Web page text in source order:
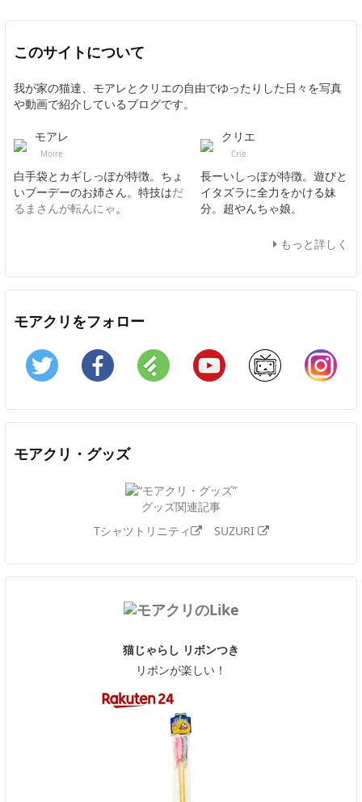
このサイトについて
我が家の猫達、モアレとクリエの自由でゆったりした日々を写真
や動画で紹介しているブログです。
モアレ
Moire
白手袋とカギしっぽが特徴。ちょ
いブーデーのお姉さん。特技はだ
るまさんが転んにゃ。
クリエ
Crie
長ーいしっぽが特徴。遊びと
イタズラに全力をかける妹
分。超やんちゃ娘。
もっと詳しく
モアクリをフォロー
Twitter Facebook Feedly YouTube ニコニコ動画
モアクリ・グッズ
グッズ関連記事
Tシャツトリニティ
SUZURI
猫じゃらし リボンつき
リボンが楽しい！